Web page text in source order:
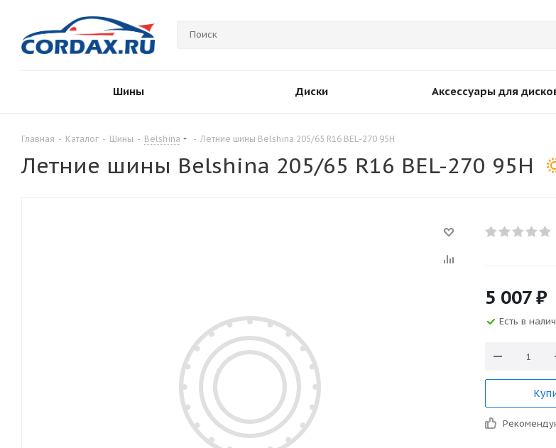
Шины Диски Аксессуары для
Главная - Каталог - Шины - Belshina - Летние шины Belshina 205/65 R16 BEL-270 95H
Летние шины Belshina 205/65 R16 BEL-270 95H
5 007₽
Есть в